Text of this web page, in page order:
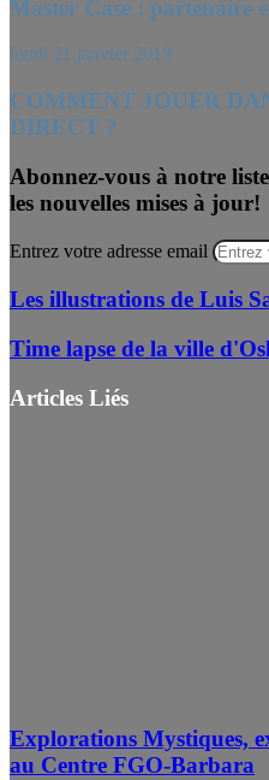
Master Case : partenaire
lundi 21 janvier 2019
COMMENT JOUER
DIRECT ?
Abonnez-vous à notre
les nouvelles mises à jour!
Entrez votre adresse email
Les illustrations de Luis
Time lapse de la ville
Articles Liés
Explorations Mystiques,
au Centre FGO-Barbara